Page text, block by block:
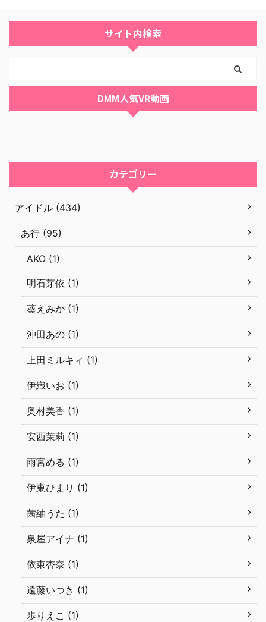
サイト内検索
DMM人気VR動画
カテゴリー
アイドル (434)
あ行 (95)
AKO (1)
明石芽依 (1)
葵えみか (1)
沖田あの (1)
上田ミルキィ (1)
伊織いお (1)
奥村美香 (1)
安西茉莉 (1)
雨宮める (1)
伊東ひまり (1)
茜紬うた (1)
泉屋アイナ (1)
依東杏奈 (1)
遠藤いつき (1)
歩りえこ (1)